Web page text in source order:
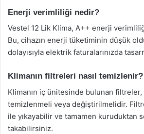
Enerji verimliliği nedir?
Vestel 12 Lik Klima, A++ enerji
Bu, cihazın enerji tüketiminin düşük
dolayısıyla elektrik faturalarınızda
Klimanın filtreleri nasıl temizlenir?
Klimanın iç ünitesinde bulunan filtreler,
temizlenmeli veya değiştirilmelidir.
ile yıkayabilir ve tamamen kuruduktan
takabilirsiniz.